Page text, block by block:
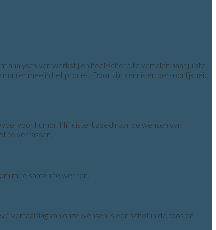
analyses van werkstijlen heel scherp te vertalen naar juiste
mee in het proces. Door zijn kennis en persoonlijkheid
voor humor. Hij luistert goed naar de wensen van
te verrassen.
mee samen te werken.
vertaalslag van onze wensen is een schot in de roos en